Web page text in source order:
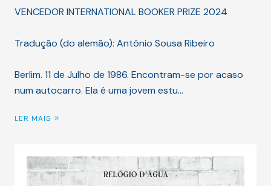
VENCEDOR INTERNATIONAL BOOKER PRIZE 2024
Tradução (do alemão): António Sousa Ribeiro
Berlim. 11 de Julho de 1986. Encontram-se por acaso
num autocarro. Ela é uma jovem estu…
LER MAIS